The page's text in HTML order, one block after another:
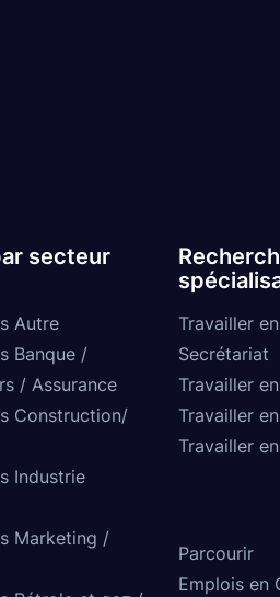
secteur
Autre
Banque /
/ Assurance
Construction/
Industrie
Marketing /
Travailler
Secrétariat
Travailler
Travailler
Travailler
Parcourir
Emplois en